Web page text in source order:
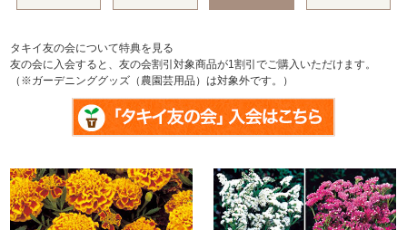
タキイ友の会について特典を見る
友の会に入会すると、友の会割引対象商品が1割引でご購入いただけます。
（※ガーデニンググッズ（農園芸用品）は対象外です。）